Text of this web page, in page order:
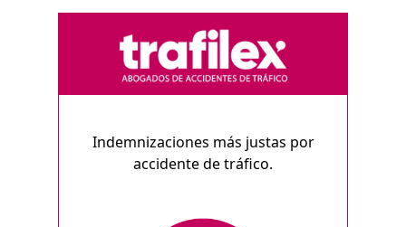
Indemnizaciones más justas por
accidente de tráfico.